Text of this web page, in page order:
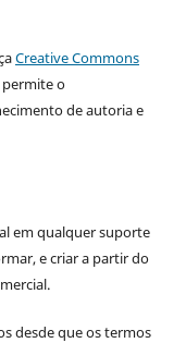
Creative Commons
o
de autoria e
em qualquer suporte
e criar a partir do
desde que os termos